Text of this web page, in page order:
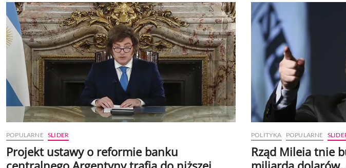
prognozę
wzrostu
Argentyny
do
2,7%
i
patrzy
w
przyszłość
na
wybory
wybrał
na
wiceprezydenta
na
rok
2027,
w
obliczu
rozstania
z
obecną
wiceprezydent
POPULARNE SLIDER
Projekt ustawy o reformie banku
POLITYKA POPULARNE
Rząd Mileia tnie